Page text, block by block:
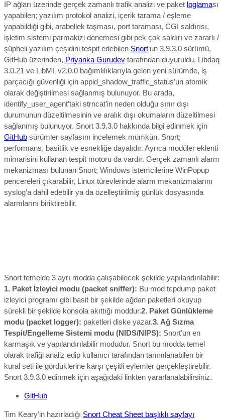
IP ağları üzerinde gerçek zamanlı trafik analizi ve paket loglaması
yapabilen; yazılım protokol analizi, içerik tarama / eşleme
yapabildiği gibi, arabellek taşması, port taraması, CGI saldırısı,
işletim sistemi parmakizi denemesi gibi pek çok saldırı ve zararlı /
şüpheli yazılım çeşidini tespit edebilen Snort‘un 3.9.3.0 sürümü,
GitHub üzerinden, Priyanka Gurudev tarafından duyuruldu. Libdaq
3.0.21 ve LibML v2.0.0 bağımlılıklarıyla gelen yeni sürümde, iş
parçacığı güvenliği için appid_shadow_traffic_status’un atomik
olarak değiştirilmesi sağlanmış bulunuyor. Bu arada,
identify_user_agent’taki strncat’in neden olduğu sınır dışı
durumunun düzeltilmesinin ve aralık dışı okumaların düzeltilmesi
sağlanmış bulunuyor. Snort 3.9.3.0 hakkında bilgi edinmek için
GitHub sürümler sayfasını incelemek mümkün. Snort;
performans, basitlik ve esnekliğe dayalıdır. Ayrıca modüler eklenti
mimarisini kullanan tespit motoru da vardır. Gerçek zamanlı alarm
mekanizması bulunan Snort; Windows istemcilerine WinPopup
pencereleri çıkarabilir, Linux türevlerinde alarm mekanizmalarını
syslog’a dahil edebilir ya da özelleştirilmiş günlük dosyasında
alarmlarını biriktirebilir.
Snort temelde 3 ayrı modda çalışabilecek şekilde yapılandırılabilir:
1. Paket İzleyici modu (packet sniffer): Bu mod tcpdump paket
izleyici programı gibi basit bir şekilde ağdan paketleri okuyup
sürekli bir şekilde konsola akıttığı moddur.2. Paket Günlükleme
modu (packet logger): paketleri diske yazar.3. Ağ Sızma
Tespit/Engelleme Sistemi modu (NIDS/NIPS): Snort’un en
karmaşık ve yapılandırılabilir modudur. Snort bu modda temel
olarak trafiği analiz edip kullanıcı tarafından tanımlanabilen bir
kural seti ile gördüklerine karşı çeşitli eylemler gerçekleştirebilir.
Snort 3.9.3.0 edinmek için aşağıdaki linkten yararlanalabilirsiniz.
GitHub
Tim Keary’in hazırladığı Snort Cheat Sheet başlıklı sayfayı